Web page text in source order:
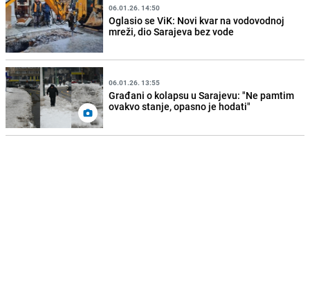
06.01.26. 14:50
Oglasio se ViK: Novi kvar na vodovodnoj
mreži, dio Sarajeva bez vode
06.01.26. 13:55
Građani o kolapsu u Sarajevu: "Ne pamtim
ovakvo stanje, opasno je hodati"